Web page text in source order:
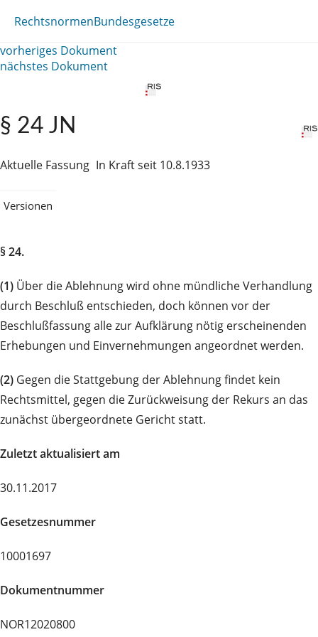
RechtsnormenBundesgesetze
vorheriges Dokument
nächstes Dokument
§ 24 JN
Aktuelle Fassung In Kraft seit 10.8.1933
Versionen
§ 24.
(1) Über die Ablehnung wird ohne mündliche Verhandlung
durch Beschluß entschieden, doch können vor der
Beschlußfassung alle zur Aufklärung nötig erscheinenden
Erhebungen und Einvernehmungen angeordnet werden.
(2) Gegen die Stattgebung der Ablehnung findet kein
Rechtsmittel, gegen die Zurückweisung der Rekurs an das
zunächst übergeordnete Gericht statt.
Zuletzt aktualisiert am
30.11.2017
Gesetzesnummer
10001697
Dokumentnummer
NOR12020800